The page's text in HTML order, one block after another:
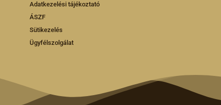
Adatkezelési tájékoztató
ÁSZF
Sütikezelés
Ügyfélszolgálat